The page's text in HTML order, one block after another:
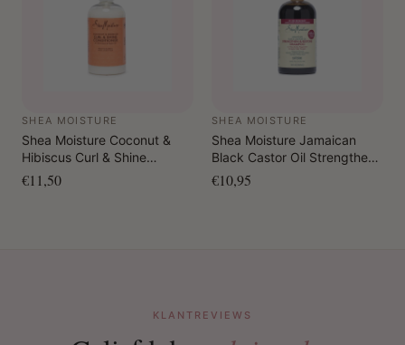
SHEA MOISTURE
Shea Moisture Coconut &
Hibiscus Curl & Shine
Conditioner 384 ml
€11,50
SHEA MOISTURE
Shea Moisture Jamaican
Black Castor Oil Strengthen
& Restore Shampoo 384 ml
€10,95
KLANTREVIEWS